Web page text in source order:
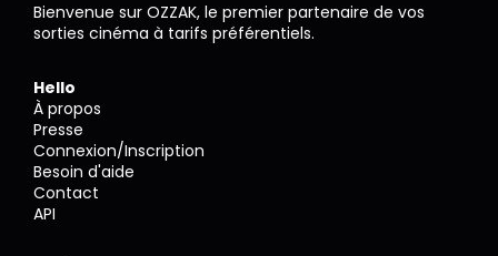
Bienvenue sur OZZAK, le premier partenaire de vos
sorties cinéma à tarifs préférentiels.
Hello
À propos
Presse
Connexion/Inscription
Besoin d'aide
Contact
API